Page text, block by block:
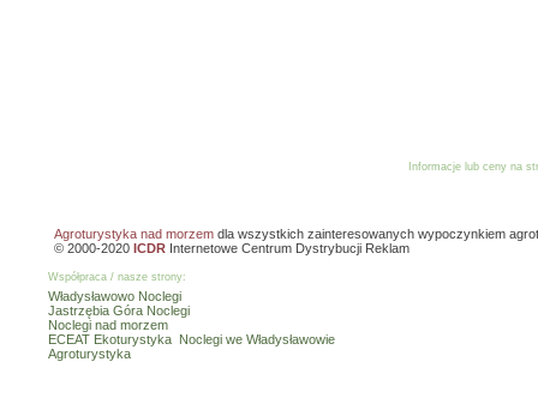
Informacje lub ceny na
Agroturystyka nad morzem dla wszystkich zainteresowanych wypoczynkiem
© 2000-2020 ICDR Internetowe Centrum Dystrybucji Reklam
Współpraca / nasze strony:
Władysławowo Noclegi
Jastrzębia Góra Noclegi
Noclegi nad morzem
ECEAT Ekoturystyka Noclegi we Władysławowie
Agroturystyka